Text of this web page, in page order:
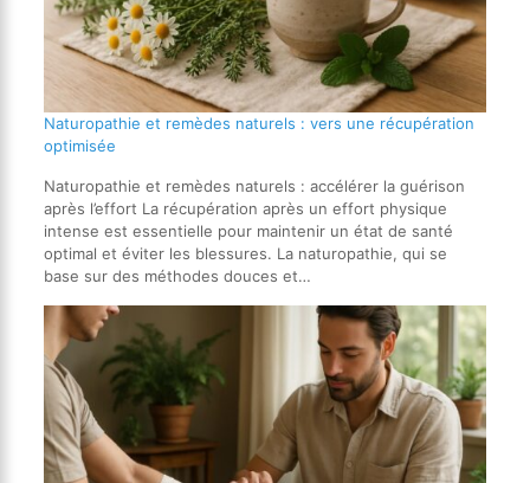
Naturopathie et remèdes naturels : vers une récupération
optimisée
Naturopathie et remèdes naturels : accélérer la guérison
après l’effort La récupération après un effort physique
intense est essentielle pour maintenir un état de santé
optimal et éviter les blessures. La naturopathie, qui se
base sur des méthodes douces et…